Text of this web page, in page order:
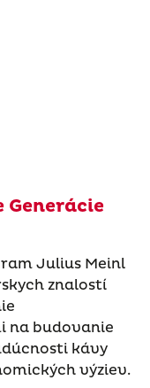
Julius Meinl
znalostí
na budovanie
kávy
výziev.